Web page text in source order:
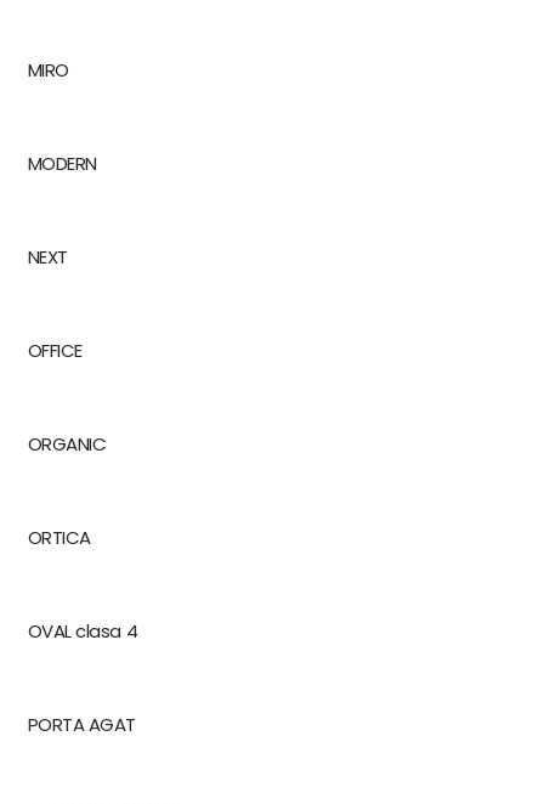
MIRO
MODERN
NEXT
OFFICE
ORGANIC
ORTICA
OVAL clasa 4
PORTA AGAT